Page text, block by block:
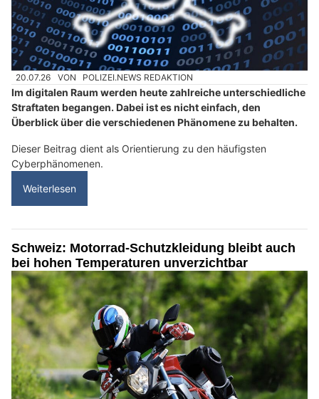
20.07.26 VON POLIZEI.NEWS REDAKTION
Im digitalen Raum werden heute zahlreiche unterschiedliche
Straftaten begangen. Dabei ist es nicht einfach, den
Überblick über die verschiedenen Phänomene zu behalten.
Dieser Beitrag dient als Orientierung zu den häufigsten
Cyberphänomenen.
Weiterlesen
Schweiz: Motorrad-Schutzkleidung bleibt auch
bei hohen Temperaturen unverzichtbar